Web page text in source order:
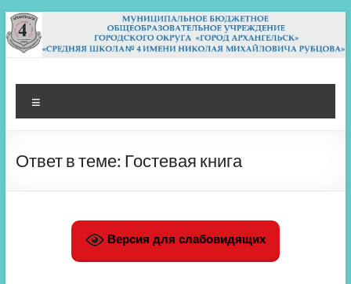
Перейти
к
содержимому
МБОУ СШ 4
Архангельск
Ответ в теме: Гостевая книга
Версия для слабовидящих